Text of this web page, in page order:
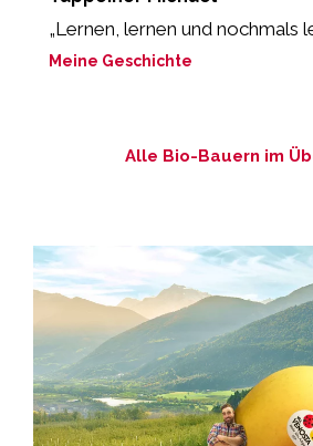
„Lernen, lernen und nochmals
Meine Geschichte
Alle Bio-Bauern im